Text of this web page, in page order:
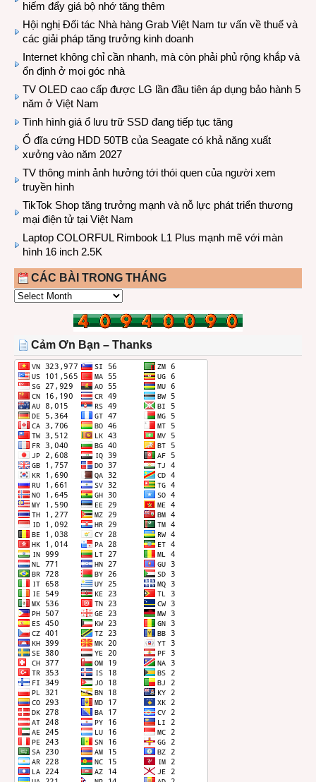
hiếm đẩy giá bộ nhớ tăng thêm
Hội nghị Đối tác Nhà hàng Grab Việt Nam tư vấn về thuế và
các giải pháp tăng trưởng kinh doanh
Internet không chỉ cần nhanh, mà còn phải phủ rộng khắp và
ổn định ở mọi góc nhà
TV OLED cao cấp được LG lần đầu tiên áp dụng bảo hành 5
năm ở Việt Nam
Tình hình giá ổ lưu trữ SSD đang tiếp tục tăng
Ổ đĩa cứng HDD 50TB của Seagate có khả năng xuất
xưởng vào năm 2027
TV thông minh ảnh hưởng tới thói quen của người xem
truyền hình
TikTok Shop tăng trưởng mạnh và nỗ lực phát triển thương
mại điện tử tại Việt Nam
Laptop COLORFUL Rimbook L1 Plus mạnh mẽ với màn
hình 16 inch 2.5K
CÁC BÀI TRONG THÁNG
CÁC
THÁNG
Cảm Ơn Bạn – Thanks